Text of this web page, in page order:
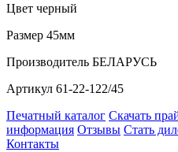
Цвет черный
Размер 45мм
Производитель БЕЛАРУСЬ
Артикул 61-22-122/45
Печатный каталог Скачать
информация Отзывы Стать
Контакты